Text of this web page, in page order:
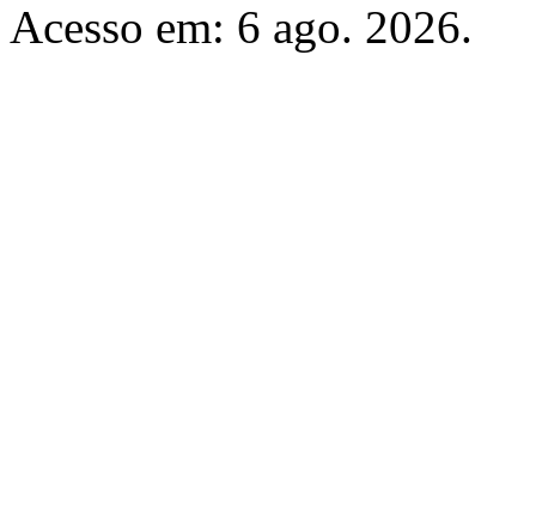
Acesso em: 6 ago. 2026.